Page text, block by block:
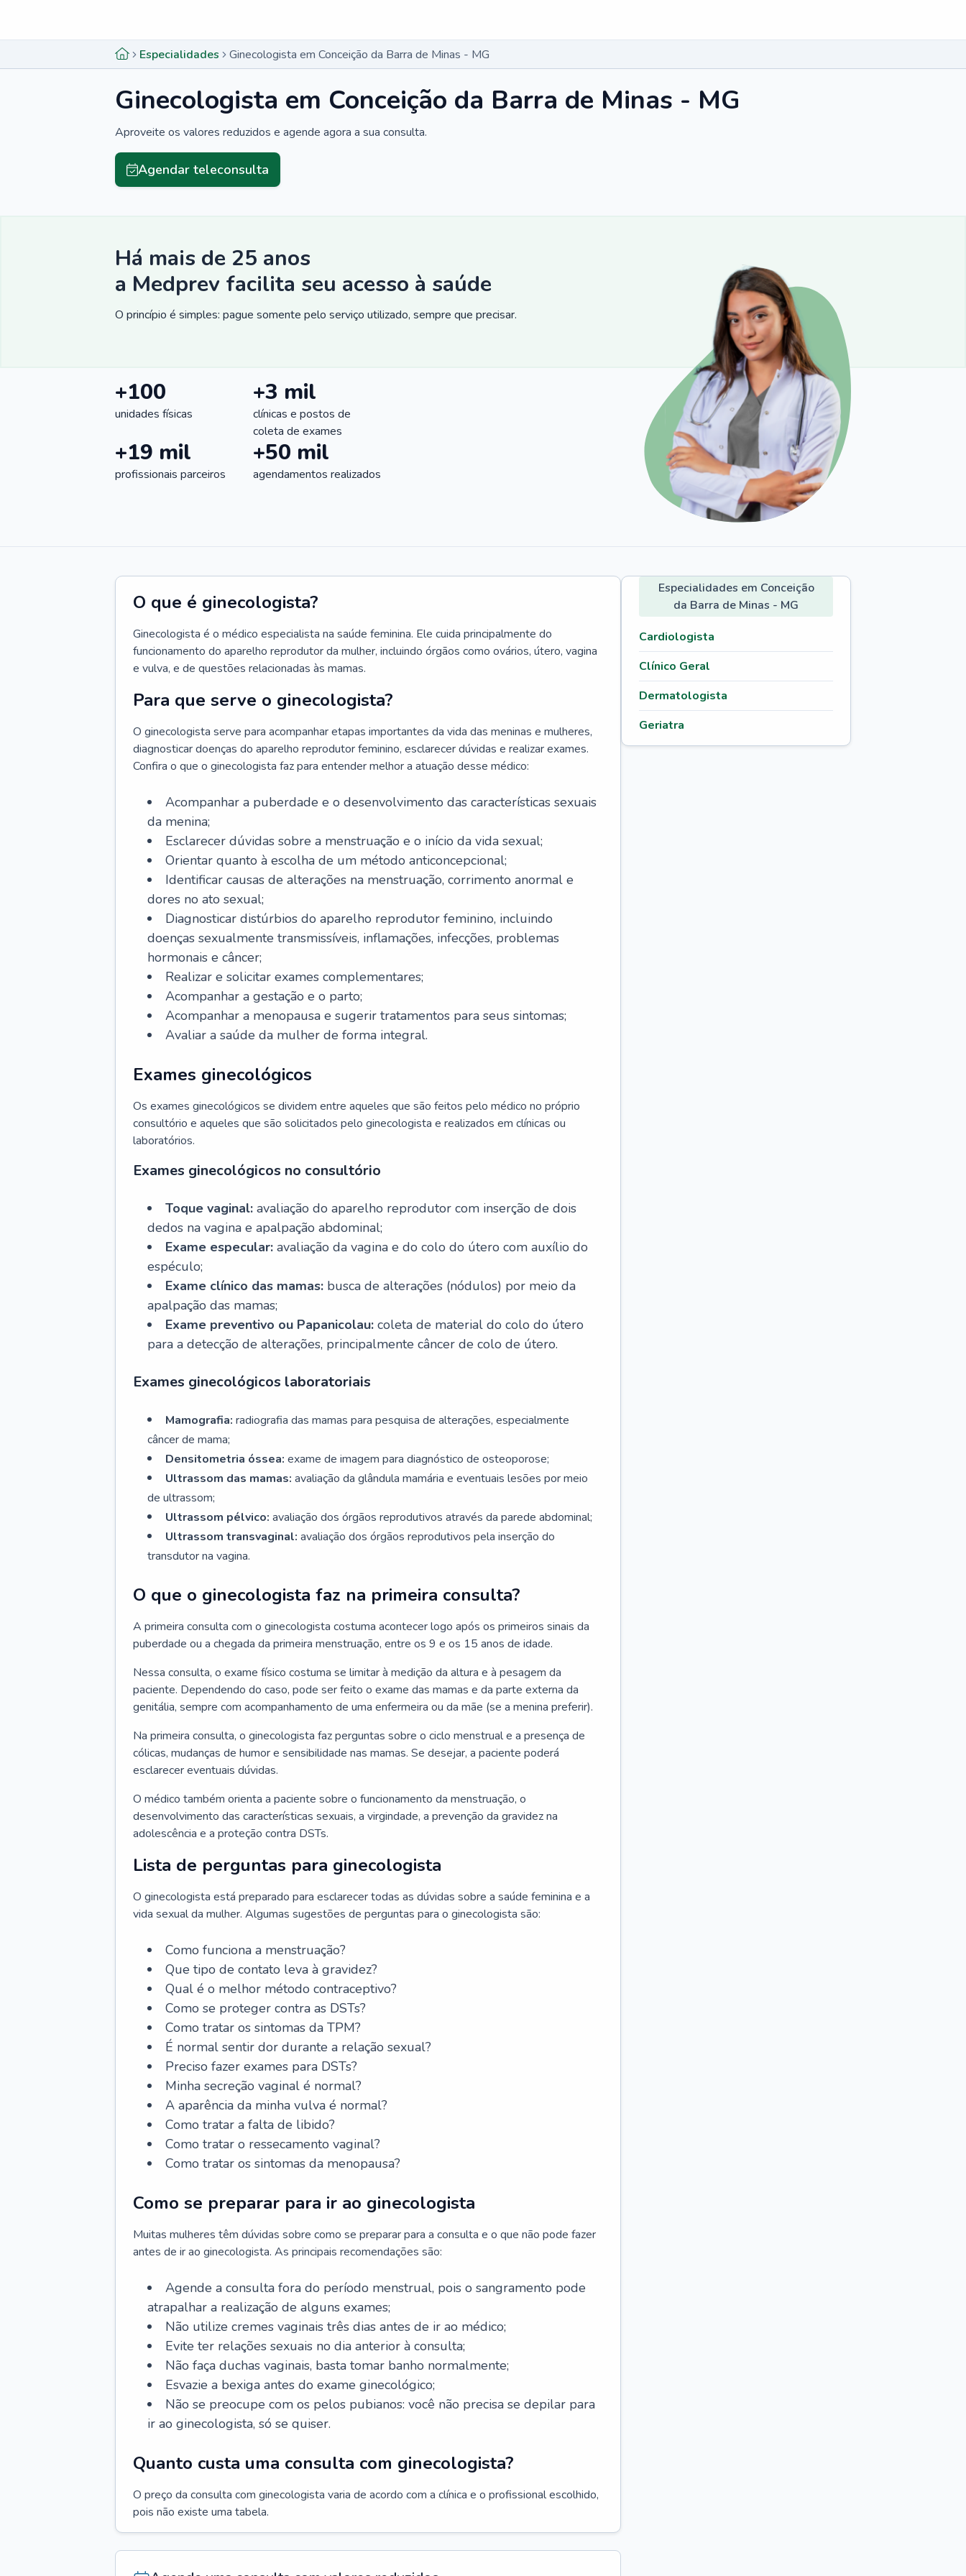
Especialidades Ginecologista em Conceição da Barra de Minas - MG
Ginecologista em Conceição da Barra de Minas - MG
Aproveite os valores reduzidos e agende agora a sua consulta.
Agendar teleconsulta
Há mais de 25 anos
a Medprev facilita seu acesso à saúde
O princípio é simples: pague somente pelo serviço utilizado, sempre que precisar.
+100
unidades físicas
+3 mil
clínicas e postos de
coleta de exames
+19 mil
profissionais parceiros
+50 mil
agendamentos realizados
O que é ginecologista?
Ginecologista é o médico especialista na saúde feminina. Ele cuida principalmente do
funcionamento do aparelho reprodutor da mulher, incluindo órgãos como ovários, útero, vagina
e vulva, e de questões relacionadas às mamas.
Para que serve o ginecologista?
O ginecologista serve para acompanhar etapas importantes da vida das meninas e mulheres,
diagnosticar doenças do aparelho reprodutor feminino, esclarecer dúvidas e realizar exames.
Confira o que o ginecologista faz para entender melhor a atuação desse médico:
Acompanhar a puberdade e o desenvolvimento das características sexuais
da menina;
Esclarecer dúvidas sobre a menstruação e o início da vida sexual;
Orientar quanto à escolha de um método anticoncepcional;
Identificar causas de alterações na menstruação, corrimento anormal e
dores no ato sexual;
Diagnosticar distúrbios do aparelho reprodutor feminino, incluindo
doenças sexualmente transmissíveis, inflamações, infecções, problemas
hormonais e câncer;
Realizar e solicitar exames complementares;
Acompanhar a gestação e o parto;
Acompanhar a menopausa e sugerir tratamentos para seus sintomas;
Avaliar a saúde da mulher de forma integral.
Exames ginecológicos
Os exames ginecológicos se dividem entre aqueles que são feitos pelo médico no próprio
consultório e aqueles que são solicitados pelo ginecologista e realizados em clínicas ou
laboratórios.
Exames ginecológicos no consultório
Toque vaginal: avaliação do aparelho reprodutor com inserção de dois
dedos na vagina e apalpação abdominal;
Exame especular: avaliação da vagina e do colo do útero com auxílio do
espéculo;
Exame clínico das mamas: busca de alterações (nódulos) por meio da
apalpação das mamas;
Exame preventivo ou Papanicolau: coleta de material do colo do útero
para a detecção de alterações, principalmente câncer de colo de útero.
Exames ginecológicos laboratoriais
Mamografia: radiografia das mamas para pesquisa de alterações, especialmente
câncer de mama;
Densitometria óssea: exame de imagem para diagnóstico de osteoporose;
Ultrassom das mamas: avaliação da glândula mamária e eventuais lesões por meio
de ultrassom;
Ultrassom pélvico: avaliação dos órgãos reprodutivos através da parede abdominal;
Ultrassom transvaginal: avaliação dos órgãos reprodutivos pela inserção do
transdutor na vagina.
O que o ginecologista faz na primeira consulta?
A primeira consulta com o ginecologista costuma acontecer logo após os primeiros sinais da
puberdade ou a chegada da primeira menstruação, entre os 9 e os 15 anos de idade.
Nessa consulta, o exame físico costuma se limitar à medição da altura e à pesagem da
paciente. Dependendo do caso, pode ser feito o exame das mamas e da parte externa da
genitália, sempre com acompanhamento de uma enfermeira ou da mãe (se a menina preferir).
Na primeira consulta, o ginecologista faz perguntas sobre o ciclo menstrual e a presença de
cólicas, mudanças de humor e sensibilidade nas mamas. Se desejar, a paciente poderá
esclarecer eventuais dúvidas.
O médico também orienta a paciente sobre o funcionamento da menstruação, o
desenvolvimento das características sexuais, a virgindade, a prevenção da gravidez na
adolescência e a proteção contra DSTs.
Lista de perguntas para ginecologista
O ginecologista está preparado para esclarecer todas as dúvidas sobre a saúde feminina e a
vida sexual da mulher. Algumas sugestões de perguntas para o ginecologista são:
Como funciona a menstruação?
Que tipo de contato leva à gravidez?
Qual é o melhor método contraceptivo?
Como se proteger contra as DSTs?
Como tratar os sintomas da TPM?
É normal sentir dor durante a relação sexual?
Preciso fazer exames para DSTs?
Minha secreção vaginal é normal?
A aparência da minha vulva é normal?
Como tratar a falta de libido?
Como tratar o ressecamento vaginal?
Como tratar os sintomas da menopausa?
Como se preparar para ir ao ginecologista
Muitas mulheres têm dúvidas sobre como se preparar para a consulta e o que não pode fazer
antes de ir ao ginecologista. As principais recomendações são:
Agende a consulta fora do período menstrual, pois o sangramento pode
atrapalhar a realização de alguns exames;
Não utilize cremes vaginais três dias antes de ir ao médico;
Evite ter relações sexuais no dia anterior à consulta;
Não faça duchas vaginais, basta tomar banho normalmente;
Esvazie a bexiga antes do exame ginecológico;
Não se preocupe com os pelos pubianos: você não precisa se depilar para
ir ao ginecologista, só se quiser.
Quanto custa uma consulta com ginecologista?
O preço da consulta com ginecologista varia de acordo com a clínica e o profissional escolhido,
pois não existe uma tabela.
Especialidades em Conceição
da Barra de Minas - MG
Cardiologista
Clínico Geral
Dermatologista
Geriatra